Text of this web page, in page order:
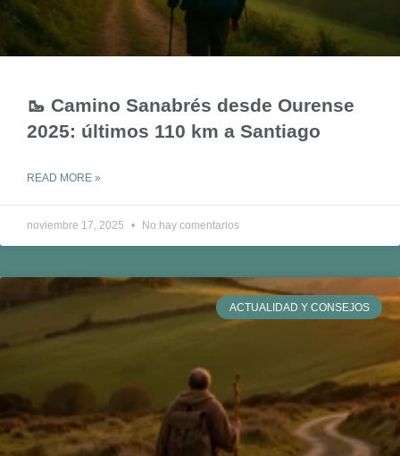
🥾 Camino Sanabrés desde Ourense
2025: últimos 110 km a Santiago
READ MORE »
noviembre 17, 2025 No hay comentarios
ACTUALIDAD Y CONSEJOS